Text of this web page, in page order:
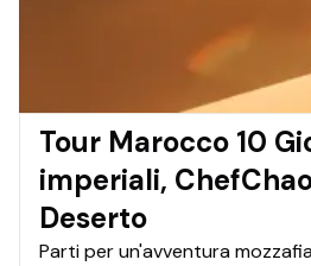
Tour Marocco 10
imperiali,
Deserto
Parti per un'avventura